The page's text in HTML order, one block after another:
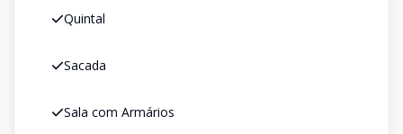
Quintal
Sacada
Sala com Armários